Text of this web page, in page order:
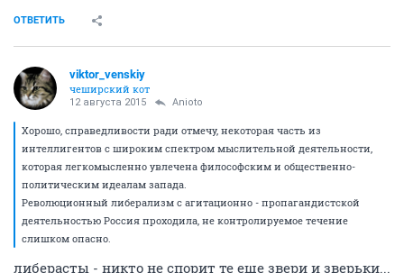
ОТВЕТИТЬ
viktor_venskiy
чеширский кот
12 августа 2015 Anioto
Хорошо, справедливости ради отмечу, некоторая часть из
интеллигентов с широким спектром мыслительной деятельности,
которая легкомысленно увлечена философским и общественно-
политическим идеалам запада.
Революционный либерализм с агитационно - пропагандистской
деятельностью Россия проходила, не контролируемое течение
слишком опасно.
либерасты - никто не спорит те еще звери и зверьки...